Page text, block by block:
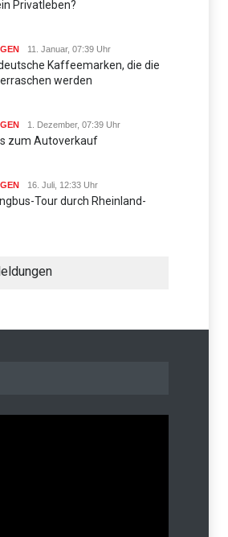
Privatleben?
11. Januar, 07:39 Uhr
Kaffeemarken, die die
werden
1. Dezember, 07:39 Uhr
zum Autoverkauf
16. Juli, 12:33 Uhr
Tour durch Rheinland-